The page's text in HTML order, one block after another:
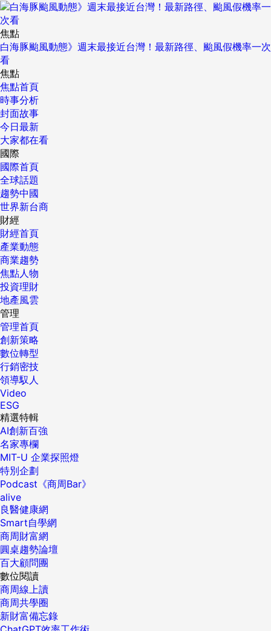
焦點
白海豚颱風動態》週末最接近台灣！最新路徑、颱風假機率一次
看
焦點
焦點首頁
時事分析
封面故事
今日最新
大家都在看
國際
國際首頁
全球話題
趨勢中國
世界新台商
財經
財經首頁
產業動態
商業趨勢
焦點人物
投資理財
地產風雲
管理
管理首頁
創新策略
數位轉型
行銷密技
領導馭人
Video
ESG
精選特輯
AI創新百強
名家專欄
MIT-U 企業探照燈
特別企劃
Podcast《商周Bar》
alive
良醫健康網
Smart自學網
商周財富網
圓桌趨勢論壇
百大顧問團
數位閱讀
商周線上讀
商周共學圈
新財富備忘錄